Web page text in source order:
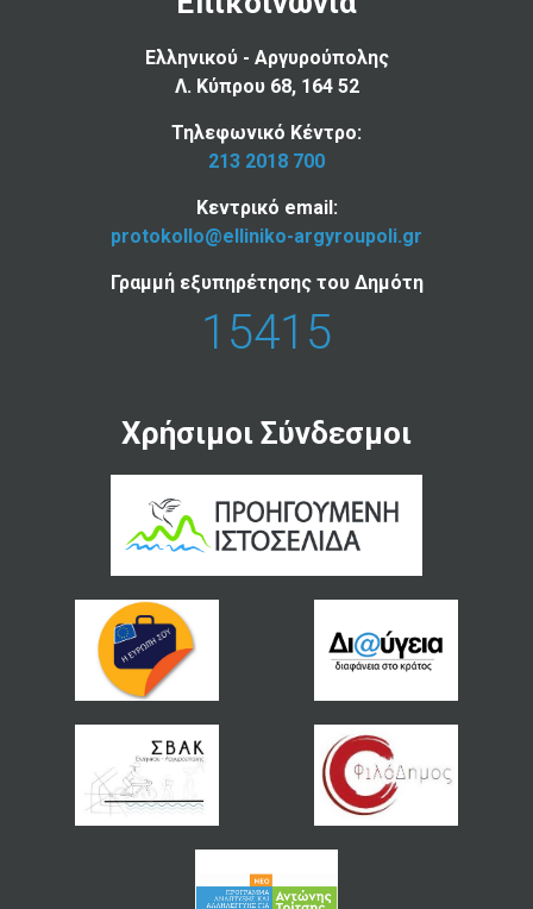
Ελληνικού - Αργυρούπολης
Λ. Κύπρου 68, 164 52
Τηλεφωνικό Κέντρο:
213 2018 700
Κεντρικό email:
protokollo@elliniko-argyroupoli.gr
Γραμμή εξυπηρέτησης του Δημότη
15415
Χρήσιμοι Σύνδεσμοι